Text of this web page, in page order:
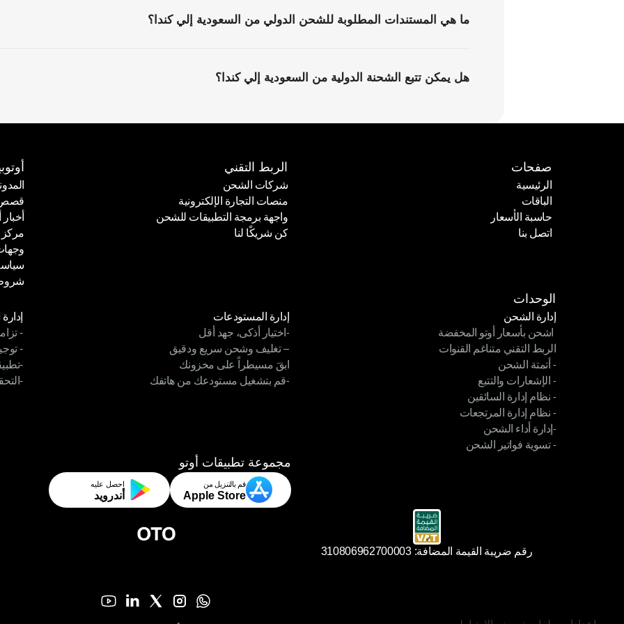
ما هي المستندات المطلوبة للشحن الدولي من السعودية إلي كندا؟
هل يمكن تتبع الشحنة الدولية من السعودية إلي كندا؟
صفحات
الرئيسية
الرئيسية
الباقات
الباقات
حاسبة الأسعار
حاسبة الأسعار
اتصل بنا
الربط التقني
شركات الشحن
شركات الشحن
منصات التجارة الإلكترونية
منصات التجارة الإلكترونية
واجهة برمجة التطبيقات للشحن
واجهة برمجة التطبيقات للشحن
كن شريكًا لنا
قصص
قصص
أخبار
أخبار
مركز
مركز
الوحدات
إدارة الشحن
إدارة الشحن
اشحن بأسعار أوتو المخفضة
اشحن بأسعار أوتو المخفضة
الربط التقني متناغم القنوات
الربط التقني متناغم القنوات
- أتمتة الشحن
- أتمتة الشحن
- الإشعارات والتتبع
- الإشعارات والتتبع
- نظام إدارة السائقين
- نظام إدارة السائقين
- نظام إدارة المرتجعات
- نظام إدارة المرتجعات
-إدارة أداء الشحن
-إدارة أداء الشحن
- تسوية فواتير الشحن
إدارة المستودعات
إدارة المستودعات
-اختيار أذكى، جهد أقل
-اختيار أذكى، جهد أقل
– تغليف وشحن سريع ودقيق
– تغليف وشحن سريع ودقيق
ابقَ مسيطراً على مخزونك
ابقَ مسيطراً على مخزونك
-قم بتشغيل مستودعك من هاتفك
-
-
-
-
-
-
-
مجموعة تطبيقات أوتو
قم بالتنزيل من
Apple Store
احصل عليه
أندرويد
رقم ضريبة القيمة المضافة: 310806962700003